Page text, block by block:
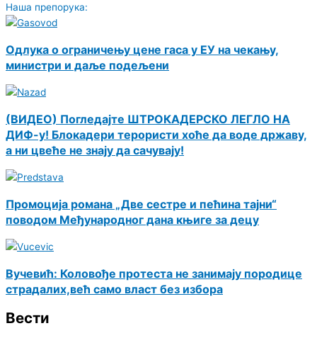
Наша препорука:
Одлука о ограничењу цене гаса у ЕУ на чекању,
министри и даље подељени
(ВИДЕО) Погледајте ШТРОКАДЕРСКО ЛЕГЛО НА
ДИФ-у! Блокадери терористи хоће да воде државу,
а ни цвеће не знају да сачувају!
Промоција романа „Две сестре и пећина тајни“
поводом Међународног дана књиге за децу
Вучевић: Коловође протеста не занимају породице
страдалих,већ само власт без избора
Вести